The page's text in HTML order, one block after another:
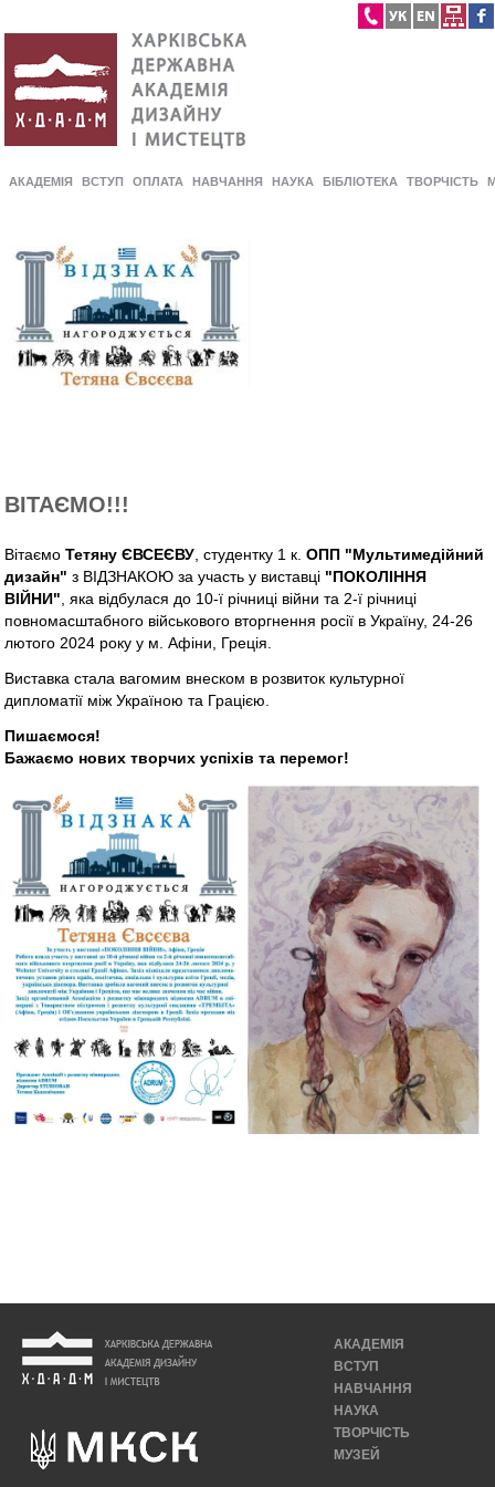
АКАДЕМІЯ ВСТУП ОПЛАТА НАВЧАННЯ НАУКА БІБЛІОТЕКА ТВОРЧІСТЬ
ВІТАЄМО!!!
ВітаємоТетяну ЄВСЕЄВУ, студентку 1 к.ОПП "Мультимедійний
дизайн" з ВІДЗНАКОЮ за участь у виставці "ПОКОЛІННЯ
ВІЙНИ", яка відбулася до 10-ї річниці війни та 2-ї річниці
повномасштабного військового вторгнення росії в Україну, 24-26
лютого 2024 року у м. Афіни, Греція.
Виставка стала вагомим внеском в розвиток культурної
дипломатії між Україною та Грацією.
Пишаємося!
Бажаємо нових творчих успіхів та перемог!
АКАДЕМІЯ
ВСТУП
НАВЧАННЯ
НАУКА
ТВОРЧІСТЬ
МУЗЕЙ